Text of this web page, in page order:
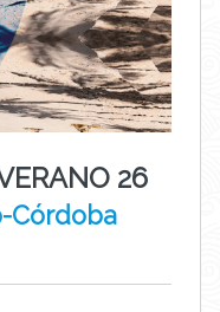
26
Córdoba